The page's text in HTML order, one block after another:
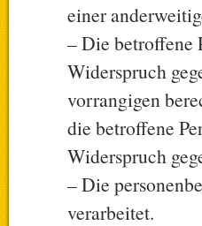
einer
– Die betroffene
Widerspruch
vorrangigen
die betroffene
Widerspruch
– Die
verarbeitet.